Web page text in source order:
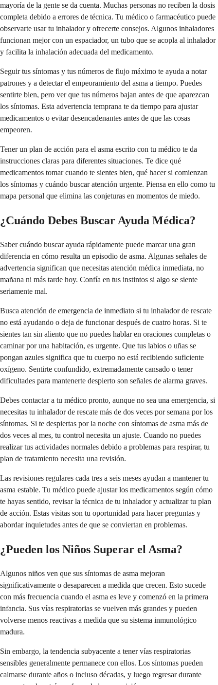
mayoría de la gente se da cuenta. Muchas personas no reciben la dosis
completa debido a errores de técnica. Tu médico o farmacéutico puede
observarte usar tu inhalador y ofrecerte consejos. Algunos inhaladores
funcionan mejor con un espaciador, un tubo que se acopla al inhalador
y facilita la inhalación adecuada del medicamento.
Seguir tus síntomas y tus números de flujo máximo te ayuda a notar
patrones y a detectar el empeoramiento del asma a tiempo. Puedes
sentirte bien, pero ver que tus números bajan antes de que aparezcan
los síntomas. Esta advertencia temprana te da tiempo para ajustar
medicamentos o evitar desencadenantes antes de que las cosas
empeoren.
Tener un plan de acción para el asma escrito con tu médico te da
instrucciones claras para diferentes situaciones. Te dice qué
medicamentos tomar cuando te sientes bien, qué hacer si comienzan
los síntomas y cuándo buscar atención urgente. Piensa en ello como tu
mapa personal que elimina las conjeturas en momentos de miedo.
¿Cuándo Debes Buscar Ayuda Médica?
Saber cuándo buscar ayuda rápidamente puede marcar una gran
diferencia en cómo resulta un episodio de asma. Algunas señales de
advertencia significan que necesitas atención médica inmediata, no
mañana ni más tarde hoy. Confía en tus instintos si algo se siente
seriamente mal.
Busca atención de emergencia de inmediato si tu inhalador de rescate
no está ayudando o deja de funcionar después de cuatro horas. Si te
sientes tan sin aliento que no puedes hablar en oraciones completas o
caminar por una habitación, es urgente. Que tus labios o uñas se
pongan azules significa que tu cuerpo no está recibiendo suficiente
oxígeno. Sentirte confundido, extremadamente cansado o tener
dificultades para mantenerte despierto son señales de alarma graves.
Debes contactar a tu médico pronto, aunque no sea una emergencia, si
necesitas tu inhalador de rescate más de dos veces por semana por los
síntomas. Si te despiertas por la noche con síntomas de asma más de
dos veces al mes, tu control necesita un ajuste. Cuando no puedes
realizar tus actividades normales debido a problemas para respirar, tu
plan de tratamiento necesita una revisión.
Las revisiones regulares cada tres a seis meses ayudan a mantener tu
asma estable. Tu médico puede ajustar los medicamentos según cómo
te hayas sentido, revisar la técnica de tu inhalador y actualizar tu plan
de acción. Estas visitas son tu oportunidad para hacer preguntas y
abordar inquietudes antes de que se conviertan en problemas.
¿Pueden los Niños Superar el Asma?
Algunos niños ven que sus síntomas de asma mejoran
significativamente o desaparecen a medida que crecen. Esto sucede
con más frecuencia cuando el asma es leve y comenzó en la primera
infancia. Sus vías respiratorias se vuelven más grandes y pueden
volverse menos reactivas a medida que su sistema inmunológico
madura.
Sin embargo, la tendencia subyacente a tener vías respiratorias
sensibles generalmente permanece con ellos. Los síntomas pueden
calmarse durante años o incluso décadas, y luego regresar durante